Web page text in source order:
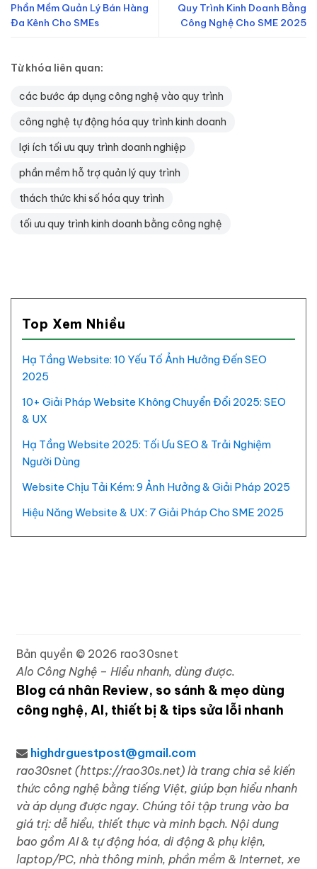
Phần Mềm Quản Lý Bán Hàng
Đa Kênh Cho SMEs
Quy Trình Kinh Doanh Bằng
Công Nghệ Cho SME 2025
Từ khóa liên quan:
các bước áp dụng công nghệ vào quy trình
công nghệ tự động hóa quy trình kinh doanh
lợi ích tối ưu quy trình doanh nghiệp
phần mềm hỗ trợ quản lý quy trình
thách thức khi số hóa quy trình
tối ưu quy trình kinh doanh bằng công nghệ
Top Xem Nhiều
Hạ Tầng Website: 10 Yếu Tố Ảnh Hưởng Đến SEO
2025
10+ Giải Pháp Website Không Chuyển Đổi 2025: SEO
& UX
Hạ Tầng Website 2025: Tối Ưu SEO & Trải Nghiệm
Người Dùng
Website Chịu Tải Kém: 9 Ảnh Hưởng & Giải Pháp 2025
Hiệu Năng Website & UX: 7 Giải Pháp Cho SME 2025
Bản quyền © 2026 rao30snet
Alo Công Nghệ – Hiểu nhanh, dùng được.
Blog cá nhân Review, so sánh & mẹo dùng
công nghệ, AI, thiết bị & tips sửa lỗi nhanh
highdrguestpost@gmail.com
rao30snet (https://rao30s.net) là trang chia sẻ kiến
thức công nghệ bằng tiếng Việt, giúp bạn hiểu nhanh
và áp dụng được ngay. Chúng tôi tập trung vào ba
giá trị: dễ hiểu, thiết thực và minh bạch. Nội dung
bao gồm AI & tự động hóa, di động & phụ kiện,
laptop/PC, nhà thông minh, phần mềm & Internet, xe